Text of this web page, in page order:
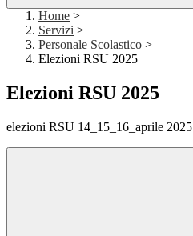
Home >
Servizi >
Personale Scolastico >
Elezioni RSU 2025
Elezioni RSU 2025
elezioni RSU 14_15_16_aprile 2025